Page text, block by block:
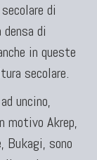
di
di
in queste
secolare.
uncino,
motivo Akrep,
Bukagi, sono